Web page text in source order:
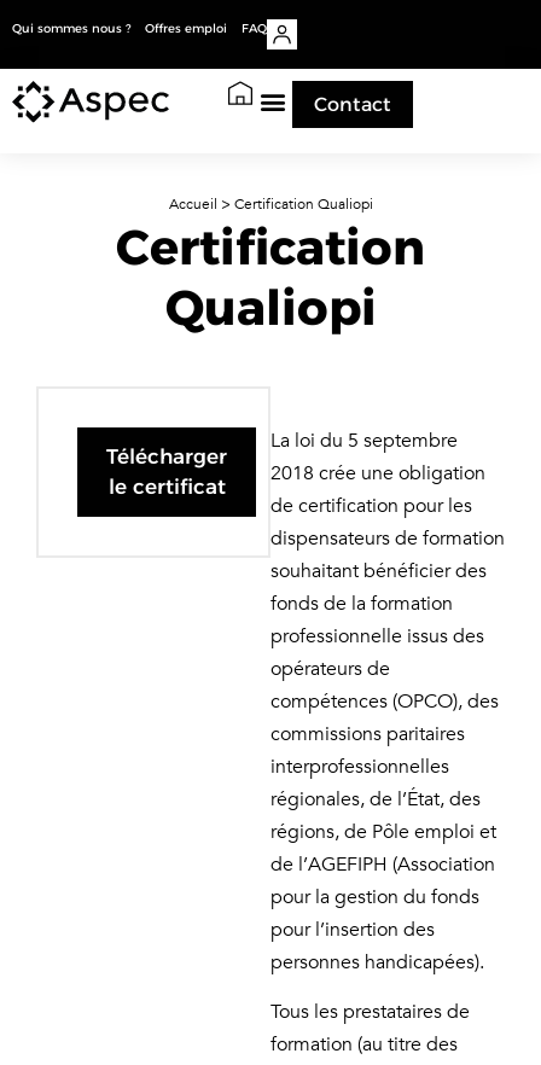
Qui sommes nous ? Offres emploi FAQ
Contact
Accueil > Certification Qualiopi
Certification
Qualiopi
La loi du 5 septembre
2018 crée une obligation
de certification pour les
dispensateurs de formation
souhaitant bénéficier des
fonds de la formation
professionnelle issus des
opérateurs de
compétences (OPCO), des
commissions paritaires
interprofessionnelles
régionales, de l’État, des
régions, de Pôle emploi et
de l’AGEFIPH (Association
pour la gestion du fonds
pour l’insertion des
personnes handicapées).
Tous les prestataires de
formation (au titre des
Télécharger
le certificat